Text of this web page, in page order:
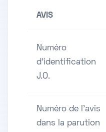
AVIS
Numéro
d'identification
J.O.
Numéro de l'avis
dans la parution